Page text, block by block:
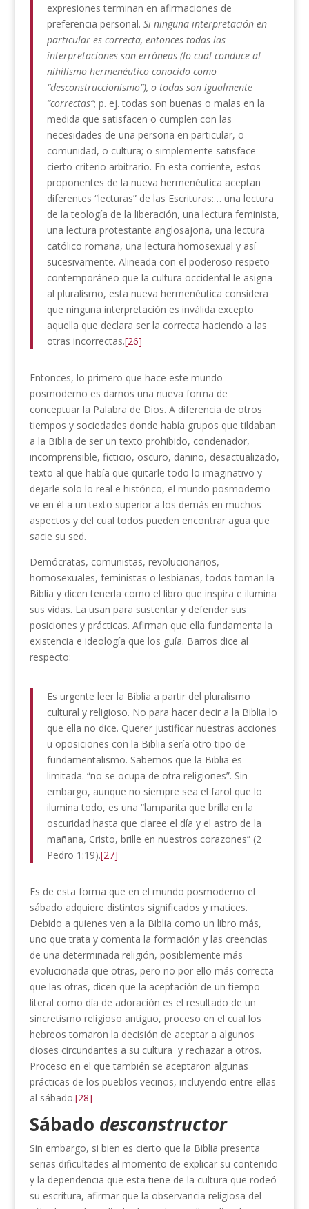
expresiones terminan en afirmaciones de
preferencia personal. Si ninguna interpretación en
particular es correcta, entonces todas las
interpretaciones son erróneas (lo cual conduce al
nihilismo hermenéutico conocido como
“desconstruccionismo”), o todas son igualmente
“correctas”; p. ej. todas son buenas o malas en la
medida que satisfacen o cumplen con las
necesidades de una persona en particular, o
comunidad, o cultura; o simplemente satisface
cierto criterio arbitrario. En esta corriente, estos
proponentes de la nueva hermenéutica aceptan
diferentes “lecturas” de las Escrituras:… una lectura
de la teología de la liberación, una lectura feminista,
una lectura protestante anglosajona, una lectura
católico romana, una lectura homosexual y así
sucesivamente. Alineada con el poderoso respeto
contemporáneo que la cultura occidental le asigna
al pluralismo, esta nueva hermenéutica considera
que ninguna interpretación es inválida excepto
aquella que declara ser la correcta haciendo a las
otras incorrectas.[26]
Entonces, lo primero que hace este mundo
posmoderno es darnos una nueva forma de
conceptuar la Palabra de Dios. A diferencia de otros
tiempos y sociedades donde había grupos que tildaban
a la Biblia de ser un texto prohibido, condenador,
incomprensible, ficticio, oscuro, dañino, desactualizado,
texto al que había que quitarle todo lo imaginativo y
dejarle solo lo real e histórico, el mundo posmoderno
ve en él a un texto superior a los demás en muchos
aspectos y del cual todos pueden encontrar agua que
sacie su sed.
Demócratas, comunistas, revolucionarios,
homosexuales, feministas o lesbianas, todos toman la
Biblia y dicen tenerla como el libro que inspira e ilumina
sus vidas. La usan para sustentar y defender sus
posiciones y prácticas. Afirman que ella fundamenta la
existencia e ideología que los guía. Barros dice al
respecto:
Es urgente leer la Biblia a partir del pluralismo
cultural y religioso. No para hacer decir a la Biblia lo
que ella no dice. Querer justificar nuestras acciones
u oposiciones con la Biblia sería otro tipo de
fundamentalismo. Sabemos que la Biblia es
limitada. “no se ocupa de otra religiones”. Sin
embargo, aunque no siempre sea el farol que lo
ilumina todo, es una “lamparita que brilla en la
oscuridad hasta que claree el día y el astro de la
mañana, Cristo, brille en nuestros corazones” (2
Pedro 1:19).[27]
Es de esta forma que en el mundo posmoderno el
sábado adquiere distintos significados y matices.
Debido a quienes ven a la Biblia como un libro más,
uno que trata y comenta la formación y las creencias
de una determinada religión, posiblemente más
evolucionada que otras, pero no por ello más correcta
que las otras, dicen que la aceptación de un tiempo
literal como día de adoración es el resultado de un
sincretismo religioso antiguo, proceso en el cual los
hebreos tomaron la decisión de aceptar a algunos
dioses circundantes a su cultura y rechazar a otros.
Proceso en el que también se aceptaron algunas
prácticas de los pueblos vecinos, incluyendo entre ellas
al sábado.[28]
Sábado desconstructor
Sin embargo, si bien es cierto que la Biblia presenta
serias dificultades al momento de explicar su contenido
y la dependencia que esta tiene de la cultura que rodeó
su escritura, afirmar que la observancia religiosa del